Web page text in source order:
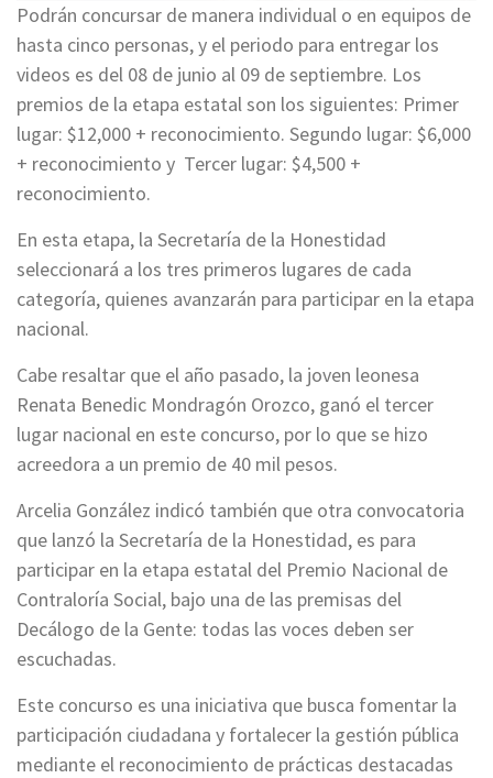
Podrán concursar de manera individual o en equipos de
hasta cinco personas, y el periodo para entregar los
videos es del 08 de junio al 09 de septiembre. Los
premios de la etapa estatal son los siguientes: Primer
lugar: $12,000 + reconocimiento. Segundo lugar: $6,000
+ reconocimiento y Tercer lugar: $4,500 +
reconocimiento.
En esta etapa, la Secretaría de la Honestidad
seleccionará a los tres primeros lugares de cada
categoría, quienes avanzarán para participar en la etapa
nacional.
Cabe resaltar que el año pasado, la joven leonesa
Renata Benedic Mondragón Orozco, ganó el tercer
lugar nacional en este concurso, por lo que se hizo
acreedora a un premio de 40 mil pesos.
Arcelia González indicó también que otra convocatoria
que lanzó la Secretaría de la Honestidad, es para
participar en la etapa estatal del Premio Nacional de
Contraloría Social, bajo una de las premisas del
Decálogo de la Gente: todas las voces deben ser
escuchadas.
Este concurso es una iniciativa que busca fomentar la
participación ciudadana y fortalecer la gestión pública
mediante el reconocimiento de prácticas destacadas